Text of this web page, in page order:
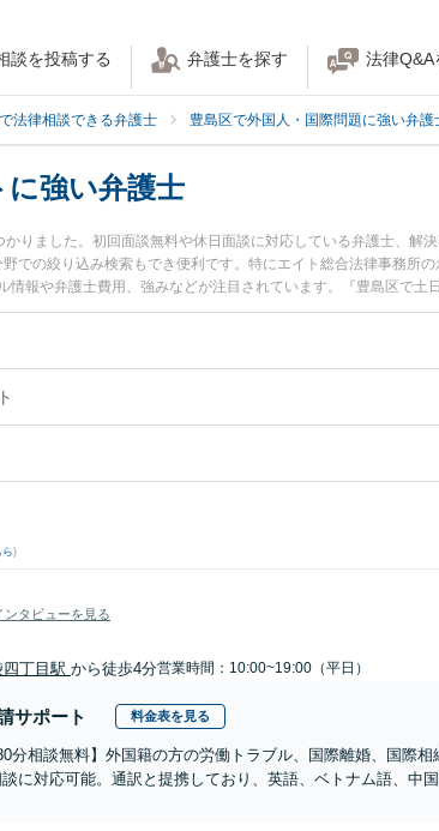
談を投稿する 弁護士を探す 法律Q&A
法律相談できる弁護士 豊島区で外国人・国際問題に強い弁護
に強い弁護士
りました。初回面談無料や休日面談に対応している弁護士、解
での絞り込み検索もでき便利です。特にエイト総合法律事務所
報や弁護士費用、強みなどが注目されています。『豊島区で土
トのトラブル解決の実績豊富な近くの弁護士を検索したい』『
者さんにおすすめです。
ら)
ンタビューを見る
丁目駅 から徒歩4分営業時間：10:00~19:00（平日）
サポート 料金表を見る
分相談無料】外国籍の方の労働トラブル、国際離婚、国際
に対応可能。通訳と提携しており、英語、ベトナム語、中